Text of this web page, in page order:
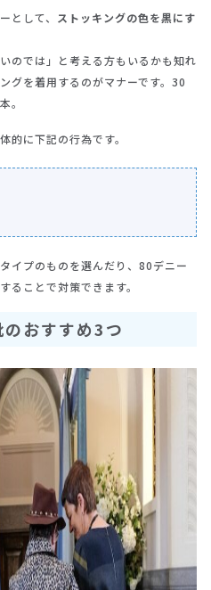
として、
ストッキングの色を黒にす
のでは」と考える方もいるかも知れ
グを着用するのがマナーです。30
。
的に下記の行為です。
イプのものを選んだり、80デニー
ることで対策できます。
おすすめ3つ